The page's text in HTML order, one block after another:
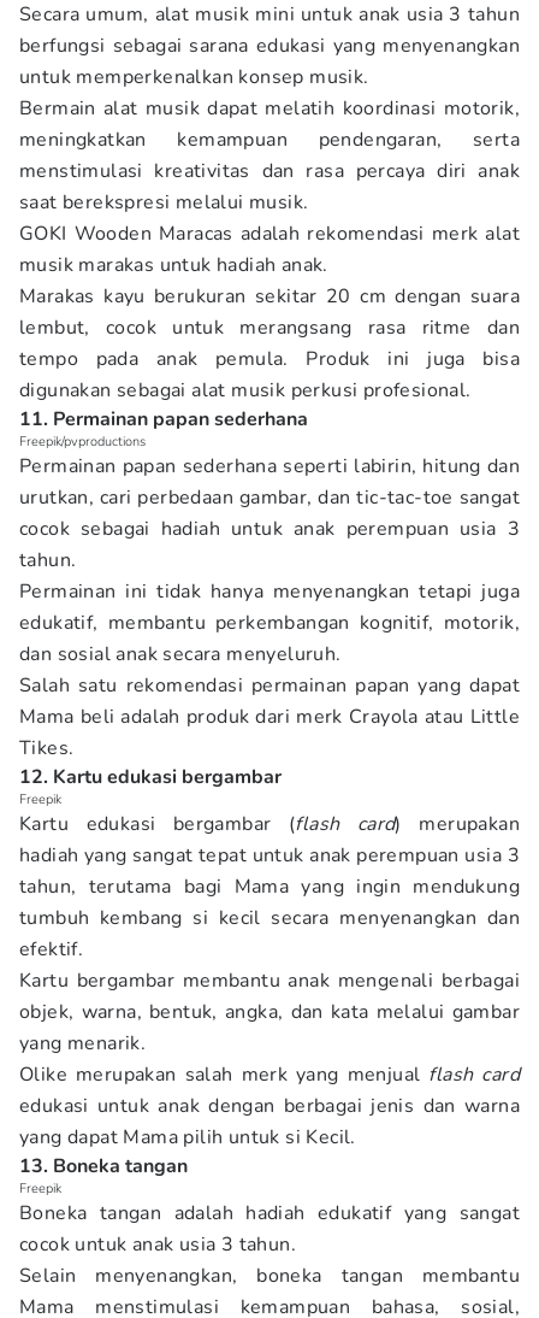
Secara umum, alat musik mini untuk anak usia 3 tahun
berfungsi sebagai sarana edukasi yang menyenangkan
untuk memperkenalkan konsep musik.
Bermain alat musik dapat melatih koordinasi motorik,
meningkatkan kemampuan pendengaran, serta
menstimulasi kreativitas dan rasa percaya diri anak
saat berekspresi melalui musik.
GOKI Wooden Maracas adalah rekomendasi merk alat
musik marakas untuk hadiah anak.
Marakas kayu berukuran sekitar 20 cm dengan suara
lembut, cocok untuk merangsang rasa ritme dan
tempo pada anak pemula. Produk ini juga bisa
digunakan sebagai alat musik perkusi profesional.
11. Permainan papan sederhana
Freepik/pvproductions
Permainan papan sederhana seperti labirin, hitung dan
urutkan, cari perbedaan gambar, dan tic-tac-toe sangat
cocok sebagai hadiah untuk anak perempuan usia 3
tahun.
Permainan ini tidak hanya menyenangkan tetapi juga
edukatif, membantu perkembangan kognitif, motorik,
dan sosial anak secara menyeluruh.
Salah satu rekomendasi permainan papan yang dapat
Mama beli adalah produk dari merk Crayola atau Little
Tikes.
12. Kartu edukasi bergambar
Freepik
Kartu edukasi bergambar (flash card) merupakan
hadiah yang sangat tepat untuk anak perempuan usia 3
tahun, terutama bagi Mama yang ingin mendukung
tumbuh kembang si kecil secara menyenangkan dan
efektif.
Kartu bergambar membantu anak mengenali berbagai
objek, warna, bentuk, angka, dan kata melalui gambar
yang menarik.
Olike merupakan salah merk yang menjual flash card
edukasi untuk anak dengan berbagai jenis dan warna
yang dapat Mama pilih untuk si Kecil.
13. Boneka tangan
Freepik
Boneka tangan adalah hadiah edukatif yang sangat
cocok untuk anak usia 3 tahun.
Selain menyenangkan, boneka tangan membantu
Mama menstimulasi kemampuan bahasa, sosial,